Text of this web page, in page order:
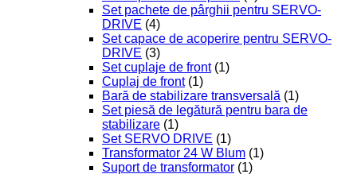
Set pachete de pârghii pentru SERVO-
DRIVE (4)
Set capace de acoperire pentru SERVO-
DRIVE (3)
Set cuplaje de front (1)
Cuplaj de front (1)
Bară de stabilizare transversală (1)
Set piesă de legătură pentru bara de
stabilizare (1)
Set SERVO DRIVE (1)
Transformator 24 W Blum (1)
Suport de transformator (1)